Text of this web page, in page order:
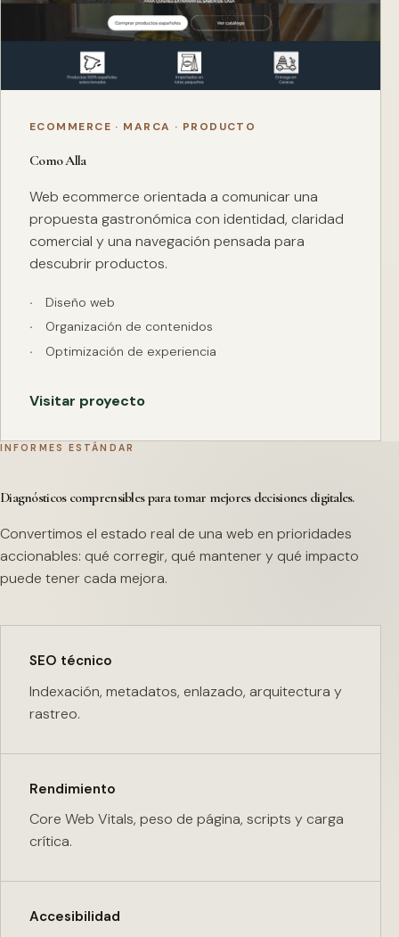
ECOMMERCE · MARCA · PRODUCTO
Como Alla
Web ecommerce orientada a comunicar una
propuesta gastronómica con identidad, claridad
comercial y una navegación pensada para
descubrir productos.
Diseño web
Organización de contenidos
Optimización de experiencia
Visitar proyecto
INFORMES ESTÁNDAR
Diagnósticos comprensibles para tomar mejores decisiones digitales.
Convertimos el estado real de una web en prioridades
accionables: qué corregir, qué mantener y qué impacto
puede tener cada mejora.
SEO técnico
Indexación, metadatos, enlazado, arquitectura y
rastreo.
Rendimiento
Core Web Vitals, peso de página, scripts y carga
crítica.
Accesibilidad